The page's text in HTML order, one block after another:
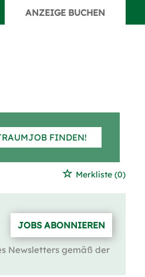
ANZEIGE BUCHEN
FINDEN!
Merkliste (0)
JOBS ABONNIEREN
Newsletters gemäß der